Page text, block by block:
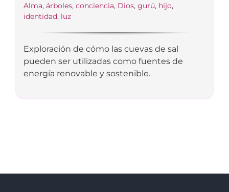
Alma, árboles, conciencia, Dios, gurú, hijo,
identidad, luz
Exploración de cómo las cuevas de sal
pueden ser utilizadas como fuentes de
energía renovable y sostenible.